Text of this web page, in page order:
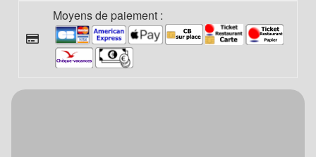
Moyens de paiement :